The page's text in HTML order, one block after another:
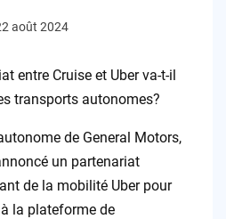
août 2024
entre Cruise et Uber va-t-il
transports autonomes?
de General Motors,
un partenariat
de la mobilité Uber pour
la plateforme de